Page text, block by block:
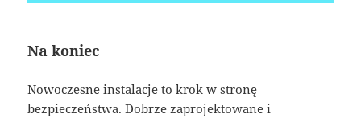
Na koniec
Nowoczesne instalacje to krok w stronę
bezpieczeństwa. Dobrze zaprojektowane i